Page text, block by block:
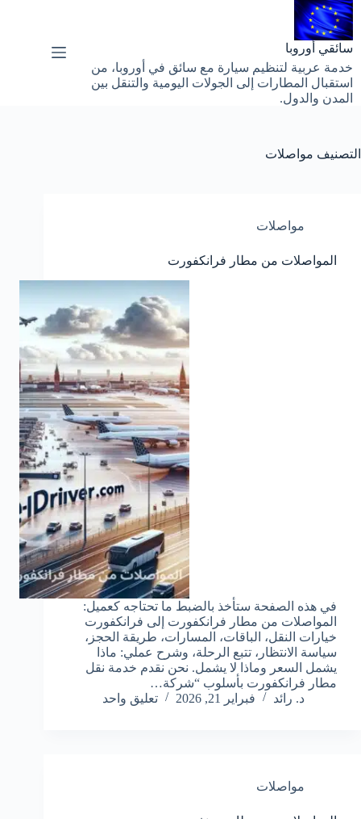
التجاوز
إلى
المحتوى
سائقي أوروبا
خدمة عربية لتنظيم سيارة مع سائق في أوروبا، من
استقبال المطارات إلى الجولات اليومية والتنقل بين
المدن والدول.
التصنيف مواصلات
مواصلات
المواصلات من مطار فرانكفورت
في هذه الصفحة ستأخذ بالضبط ما تحتاجه كعميل:
المواصلات من مطار فرانكفورت إلى فرانكفورت
خيارات النقل، الباقات، المسارات، طريقة الحجز،
سياسة الانتظار، تتبع الرحلة، وشرح عملي: ماذا
يشمل السعر وماذا لا يشمل. نحن نقدم خدمة نقل
مطار فرانكفورت بأسلوب “شركة…
د. رائد
فبراير 21, 2026 تعليق واحد
مواصلات